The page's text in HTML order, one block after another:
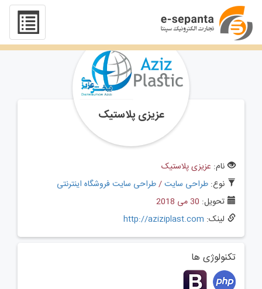
عزیزی پلاستیک
نام: عزیزی پلاستیک
نوع: طراحی سایت/طراحی سایت فروشگاه اینترنتی
تحویل: 30 می 2018
لینک: http://aziziplast.com
تکنولوژی ها